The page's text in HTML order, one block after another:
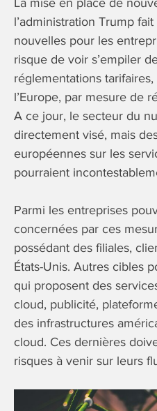
La mise en place de
l’administration Trump
nouvelles pour les
risque de voir s’empiler
réglementations
l’Europe, par mesure de
A ce jour, le secteur du
directement visé, mais
européennes sur les
pourraient
Parmi les entreprises
concernées par ces
possédant des filiales,
États-Unis. Autres cibles
qui proposent des
cloud, publicité,
des infrastructures
cloud. Ces dernières
risques à venir sur leurs